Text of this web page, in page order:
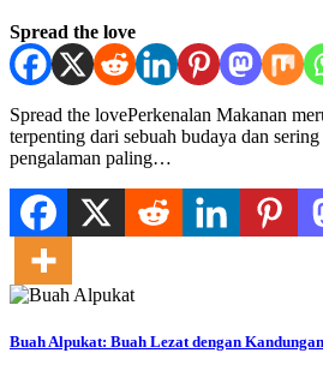
Spread the love
Spread the lovePerkenalan Makanan
terpenting dari sebuah budaya dan
pengalaman paling…
Buah Alpukat: Buah Lezat dengan